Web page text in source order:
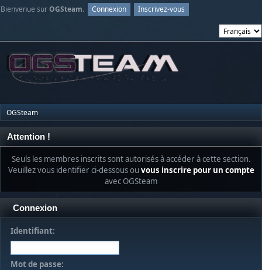
Bienvenue surOGSteam. Connexion Inscrivez-vous
OGSteam
Attention !
Seuls les membres inscrits sont autorisés à accéder à cette section.
Veuillez vous identifier ci-dessous ou vous inscrire pour un compte
avec OGSteam
Connexion
Identifiant:
Mot de passe: